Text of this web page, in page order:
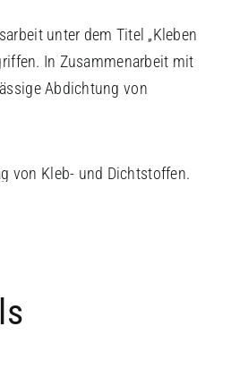
unter dem Titel „Kleben
In Zusammenarbeit mit
Abdichtung von